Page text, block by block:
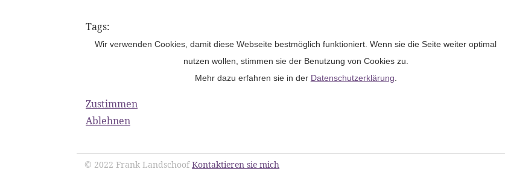
Tags:
Wir verwenden Cookies, damit diese Webseite bestmöglich funktioniert. Wenn sie die Seite weiter optimal
nutzen wollen, stimmen sie der Benutzung von Cookies zu.
Mehr dazu erfahren sie in der Datenschutzerklärung
Zustimmen
Ablehnen
© 2022 Frank LandschoofKontaktieren sie mich